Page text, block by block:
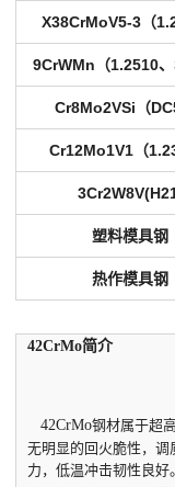
X38CrMoV5-3（
9CrWMn（1.2510、
Cr8Mo2VSi（
Cr12Mo1V1（
塑料模具钢
热作模具钢
42CrMo简介
42CrMo钢材属于超
无明显的回火脆性，
力，低温冲击韧性良好。